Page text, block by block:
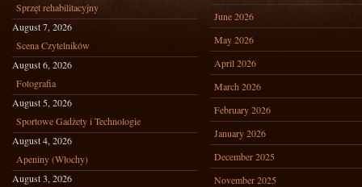
Sprzęt rehabilitacyjny
August 7, 2026
Scena Czytelników
August 6, 2026
Fotografia
August 5, 2026
Sportowe Gadżety i Technologie
August 4, 2026
Apeniny (Włochy)
August 3, 2026
June 2026
May 2026
April 2026
March 2026
February 2026
January 2026
December 2025
November 2025